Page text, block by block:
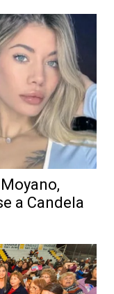
a Candela